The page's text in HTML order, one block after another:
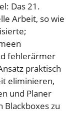
Das 21.
Arbeit, so wie
fehlerärmer
praktisch
eliminieren,
und Planer
Blackboxes zu